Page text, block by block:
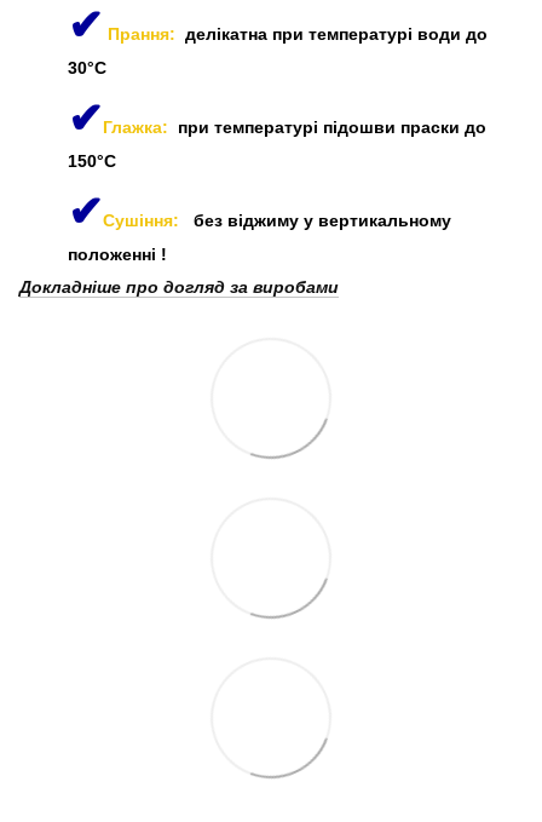
✔ Прання: делікатна при температурі води до
30°C
✔Глажка: при температурі підошви праски до
150°C
✔Сушіння:
без віджиму у вертикальному
положенні !
Докладніше про догляд за виробами